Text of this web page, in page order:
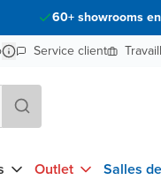
60+ showrooms
Service client
Outlet Salles